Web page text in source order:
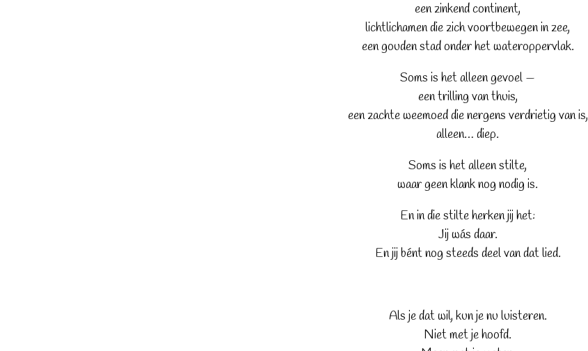
een zinkend continent,
lichtlichamen die zich voortbewegen in zee,
een gouden stad onder het wateroppervlak.
Soms is het alleen gevoel —
een trilling van thuis,
een zachte weemoed die nergens verdrietig van is,
alleen… diep.
Soms is het alleen stilte,
waar geen klank nog nodig is.
En in die stilte herken jij het:
Jij wás daar.
En jij bént nog steeds deel van dat lied.
Als je dat wil, kun je nu luisteren.
Niet met je hoofd.